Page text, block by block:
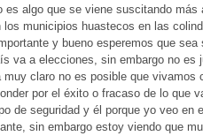
algo que se viene suscitando
municipios huastecos en las
y bueno esperemos que
va a elecciones, sin embargo no
claro no es posible que
por el éxito o fracaso de lo que
de seguridad y él porque yo veo en
sin embargo estoy viendo que